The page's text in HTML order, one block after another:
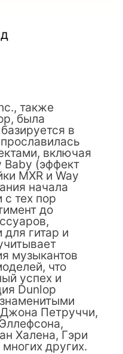
также
была
в
включая
Baby (эффект
MXR и Way
начала
тех пор
до
гитар и
музыкантов
что
успех и
Dunlop
Петруччи,
Халена, Гэри
других.